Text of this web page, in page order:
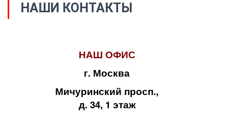
НАШИ КОНТАКТЫ
НАШ ОФИС
г. Москва
Мичуринский просп.,
д. 34, 1 этаж